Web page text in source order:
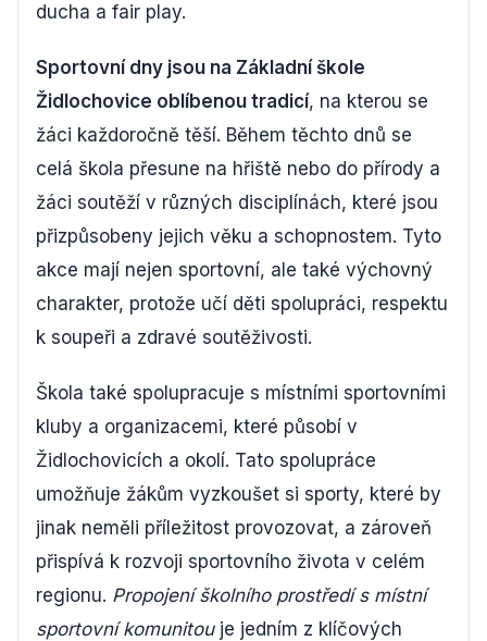
ducha a fair play.
Sportovní dny jsou na Základní škole
Židlochovice oblíbenou tradicí, na kterou se
žáci každoročně těší. Během těchto dnů se
celá škola přesune na hřiště nebo do přírody a
žáci soutěží v různých disciplínách, které jsou
přizpůsobeny jejich věku a schopnostem. Tyto
akce mají nejen sportovní, ale také výchovný
charakter, protože učí děti spolupráci, respektu
k soupeři a zdravé soutěživosti.
Škola také spolupracuje s místními sportovními
kluby a organizacemi, které působí v
Židlochovicích a okolí. Tato spolupráce
umožňuje žákům vyzkoušet si sporty, které by
jinak neměli příležitost provozovat, a zároveň
přispívá k rozvoji sportovního života v celém
regionu. Propojení školního prostředí s místní
sportovní komunitouje jedním z klíčových